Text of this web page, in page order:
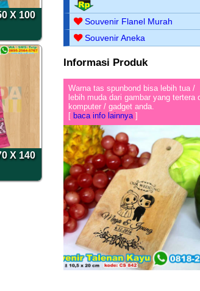
X 100
X 140
Souvenir Flanel Murah
Souvenir Aneka
Informasi Produk
Warna tas spunbond bisa lebih tua /
lebih muda dari gambar yang tertera
komputer / gadget anda.
[ baca info lainnya]